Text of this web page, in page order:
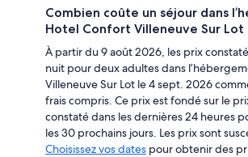
Combien coûte un séjour dans
Hotel Confort Villeneuve Sur Lot
À partir du 9 août 2026, les prix
nuit pour deux adultes dans
Villeneuve Sur Lot le 4 sept. 2026
frais compris. Ce prix est fondé sur le
constaté dans les dernières 24 heures
les 30 prochains jours. Les prix sont
Choisissez vos dates pour obtenir des